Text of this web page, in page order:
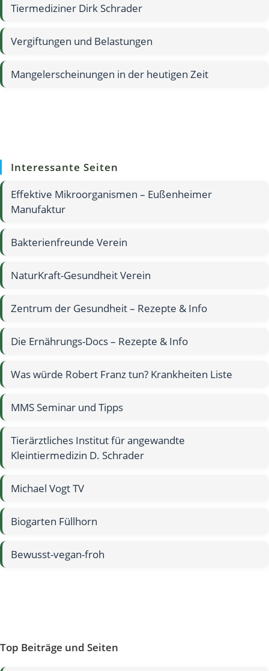
Tiermediziner Dirk Schrader
Vergiftungen und Belastungen
Mangelerscheinungen in der heutigen Zeit
Interessante Seiten
Effektive Mikroorganismen – Eußenheimer
Manufaktur
Bakterienfreunde Verein
NaturKraft-Gesundheit Verein
Zentrum der Gesundheit – Rezepte & Info
Die Ernährungs-Docs – Rezepte & Info
Was würde Robert Franz tun? Krankheiten Liste
MMS Seminar und Tipps
Tierärztliches Institut für angewandte
Kleintiermedizin D. Schrader
Michael Vogt TV
Biogarten Füllhorn
Bewusst-vegan-froh
Top Beiträge und Seiten